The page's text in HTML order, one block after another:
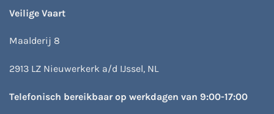
Veilige Vaart
Maalderij 8
2913 LZ Nieuwerkerk a/d IJssel, NL
Telefonisch bereikbaar op werkdagen van 9:00-17:00